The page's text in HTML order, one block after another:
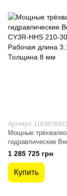
Артикул: 1183676922
Мощные
гидравлические
CY3R-HHS 210-30/
длина 3.1 м
1 285 725 грн
Купить